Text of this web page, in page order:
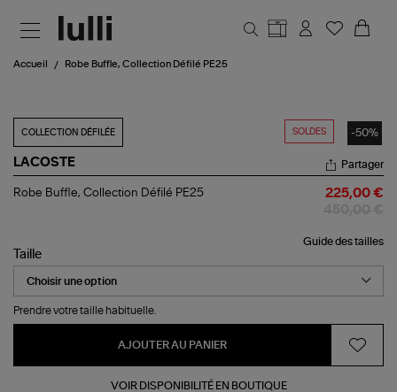
Accueil Robe Buffle, Collection Défilé PE25
SOLDES -50%
COLLECTION DÉFILÉE
LACOSTE
Robe
PE25
Partager
Robe Buffle, Collection Défilé PE25 225,00 €
Guide des tailles
Taille
Prendre votre taille habituelle.
AJOUTER AU PANIER
VOIR DISPONIBILITÉ EN BOUTIQUE